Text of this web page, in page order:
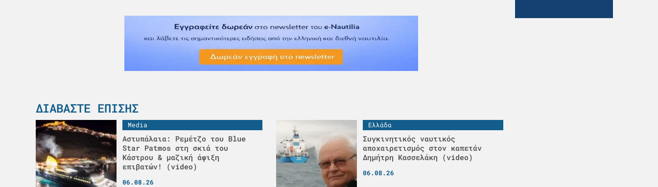
ΔΙΑΒΆΣΤΕ ΕΠΊΣΗΣ
Media
Αστυπάλαια: Ρεμέτζο του Blue
Star Patmos στη σκιά του
Κάστρου & μαζική άφιξη
επιβατών! (video)
06.08.26
Ελλάδα
Συγκινητικός ναυτικός
αποχαιρετισμός στον καπετάν
Δημήτρη Κασσελάκη (video)
06.08.26